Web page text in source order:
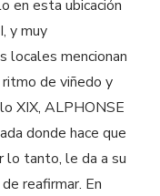
en esta ubicación
y muy
locales mencionan
de viñedo y
XIX, ALPHONSE
donde hace que
lo tanto, le da a su
reafirmar. En